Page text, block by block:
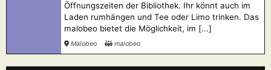
Öffnungszeiten der Bibliothek. Ihr könnt auch im
Laden rumhängen und Tee oder Limo trinken. Das
malobeo bietet die Möglichkeit, im [...]
Malobeo malobeo